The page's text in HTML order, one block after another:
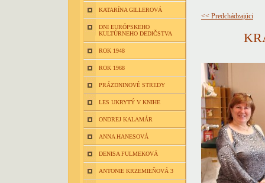
KATARÍNA GILLEROVÁ
DNI EURÓPSKEHO
KULTÚRNEHO DEDIČSTVA
ROK 1948
ROK 1968
PRÁZDNINOVÉ STREDY
LES UKRYTÝ V KNIHE
ONDREJ KALAMÁR
ANNA HANESOVÁ
DENISA FULMEKOVÁ
ANTONIE KRZEMIEŇOVÁ 3
<< Predchádzajúci